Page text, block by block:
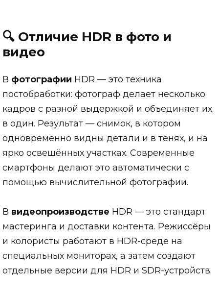
🔍 Отличие HDR в фото и
видео
В фотографии HDR — это техника
постобработки: фотограф делает несколько
кадров с разной выдержкой и объединяет их
в один. Результат — снимок, в котором
одновременно видны детали и в тенях, и на
ярко освещённых участках. Современные
смартфоны делают это автоматически с
помощью вычислительной фотографии.
В видеопроизводстве HDR — это стандарт
мастеринга и доставки контента. Режиссёры
и колористы работают в HDR-среде на
специальных мониторах, а затем создают
отдельные версии для HDR и SDR-устройств.